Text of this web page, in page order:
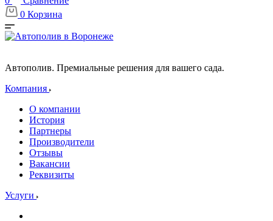
0 Корзина
Автополив. Премиальные решения для вашего сада.
Компания
О компании
История
Партнеры
Производители
Отзывы
Вакансии
Реквизиты
Услуги